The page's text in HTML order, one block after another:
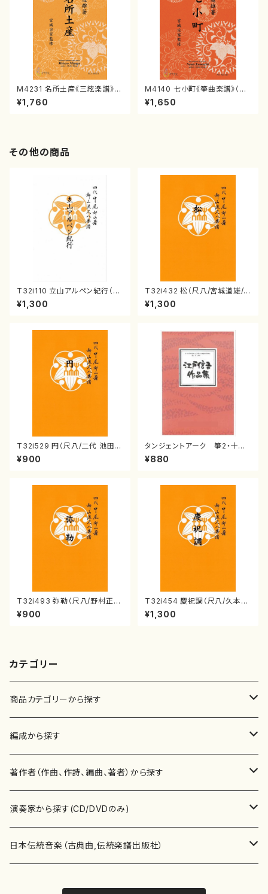
M4231 名所土産《三絃楽譜》
（三絃/宮城道雄著・宮城宗家監
修/三絃楽譜）
¥1,760
M4140 七小町《箏曲楽譜》（箏/
宮城道雄著・宮城宗家監修/箏曲
古典楽譜）
¥1,650
その他の商品
T32i110 立山アルペン紀行（尺
八/初代 石垣征山/尺八/都山式
譜）都山流公刊楽譜曲番:559
¥1,300
T32i432 松（尺八/宮城道雄/
楽譜）都山流公刊楽譜曲番:213
8
¥1,300
T32i529 円（尺八/二代 池田静
山/楽譜）都山流公刊楽譜曲番:2
238
¥900
タンジェントアーク 箏2・十七
江戸 信吾
¥880
T32i493 弥勒（尺八/野村正
峰/楽譜）都山流公刊楽譜曲番:2
202
¥900
T32i454 慶祝調（尺八/久本玄
智/楽譜）都山流公刊楽譜曲番:2
161
¥1,300
カテゴリー
商品カテゴリーから探す
楽譜
書籍
書籍
テキストブック
CD・DVD
チケット
編成から探す
邦楽器
箏・琴（ソロ）
箏・琴（合奏）
合唱
混声合唱
歌・声
著作者（作曲、作詩、編曲、著者）から探す
あ行
青木省三(アオキ ショウゾウ)
か行
演奏家から探す(CD/DVDのみ)
邦楽（箏、三味線、尺八等）演奏家
日本伝統音楽（古典曲,伝統楽譜出版社）